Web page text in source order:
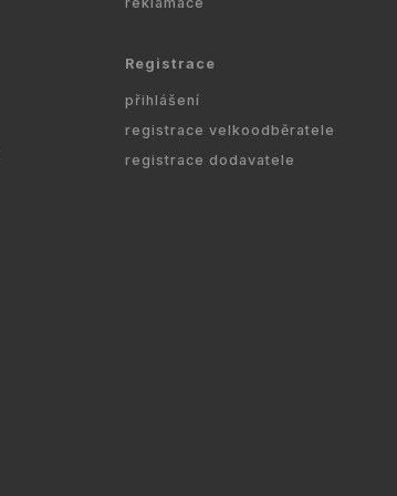
Registrace
přihlášení
registrace velkoodběratele
registrace dodavatele